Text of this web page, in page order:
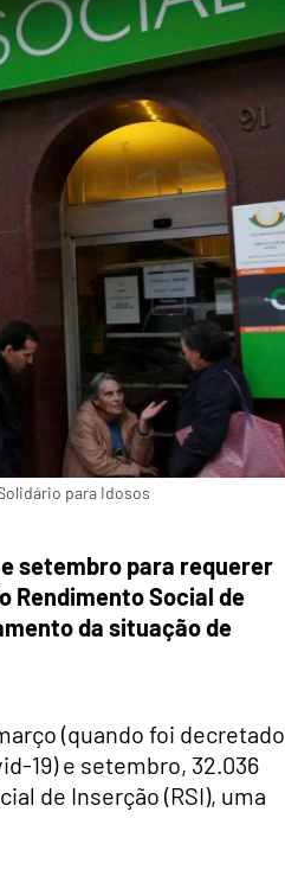
para Idosos
setembro para requerer
Rendimento Social de
da situação de
(quando foi decretado
19) e setembro, 32.036
de Inserção (RSI), uma